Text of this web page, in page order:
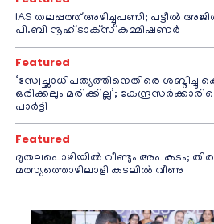
IAS തലപ്പത്ത് അഴിച്ചുപണി; പട്ടീല്‍
പി.ബി നൂഹ് ടാക്‌സ് കമ്മീഷണര്‍
Featured
‘സ്വേച്ഛാധിപത്യത്തിനെതിരെ ശബ്ദിച്ചു
ഒരിക്കലും മരിക്കില്ല’;
പാർട്ടി
Featured
മുതലപൊഴിയിൽ വീണ്ടും അപകടം;
മത്സ്യത്തൊഴിലാളി കടലിൽ വീണു